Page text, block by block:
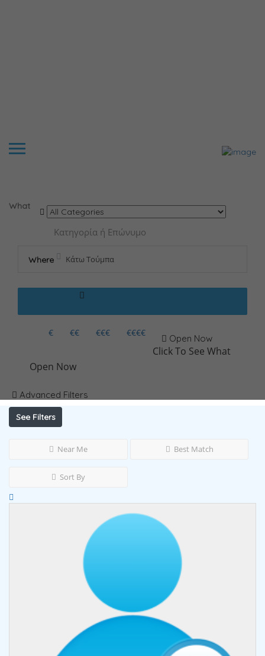
What
Where
€ €€ €€€ €€€€
Open Now
Click To See What
Open Now
Advanced Filters
See Filters
Near Me Best Match
Sort By